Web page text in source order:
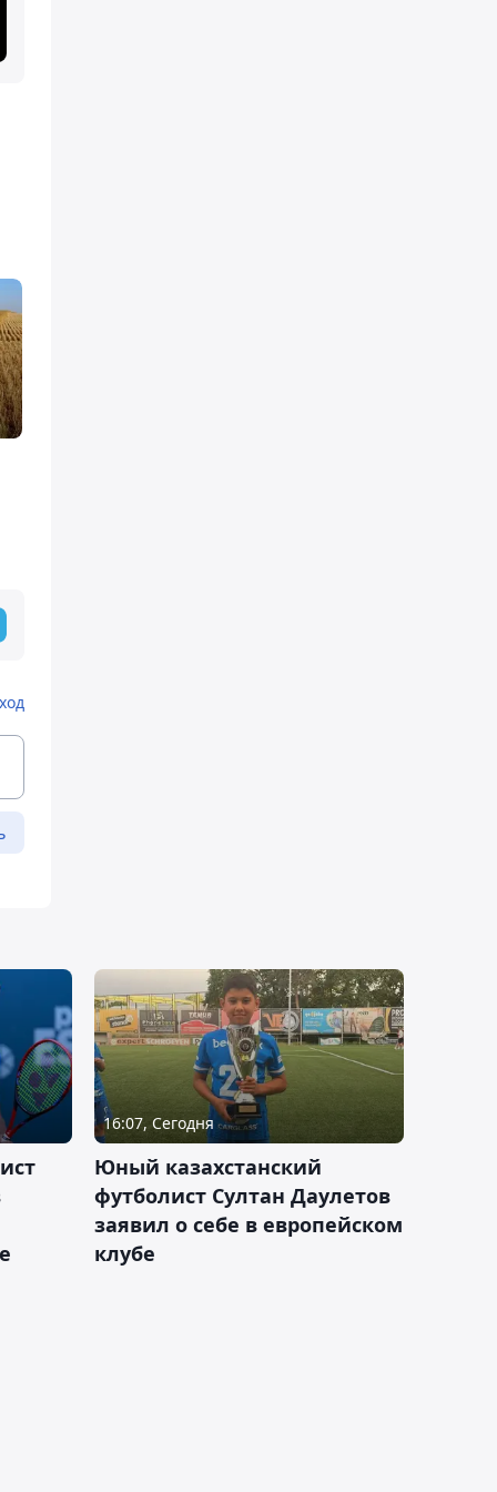
16:07, Сегодня
Юный казахстанский
футболист Султан Даулетов
заявил о себе в европейском
клубе